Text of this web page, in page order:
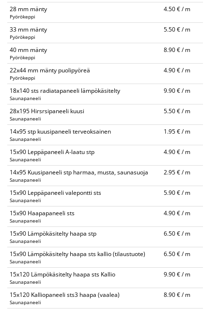
28 mm mänty
Pyörökeppi
4.50 € / m
33 mm mänty
Pyörökeppi
5.50 € / m
40 mm mänty
Pyörökeppi
8.90 € / m
22x44 mm mänty puolipyöreä
Pyörökeppi
4.90 € / m
18x140 sts radiatapaneeli lämpökäsitelty
Saunapaneeli
9.90 € / m
28x195 Hirsrsipaneeli kuusi
Saunapaneeli
5.50 € / m
14x95 stp kuusipaneeli terveoksainen
Saunapaneeli
1.95 € / m
15x90 Leppäpaneeli A-laatu stp
Saunapaneeli
4.90 € / m
14x95 Kuusipaneeli stp harmaa, musta, saunasuoja
Saunapaneeli
2.95 € / m
15x90 Leppäpaneeli valepontti sts
Saunapaneeli
5.90 € / m
15x90 Haapapaneeli sts
Saunapaneeli
4.90 € / m
15x90 Lämpökäsitelty haapa stp
Saunapaneeli
6.50 € / m
15x90 Lämpökäsitelty haapa sts kallio (tilaustuote)
Saunapaneeli
6.50 € / m
15x120 Lämpökäsitelty haapa sts Kallio
Saunapaneeli
9.90 € / m
15x120 Kalliopaneeli sts3 haapa (vaalea)
Saunapaneeli
8.90 € / m